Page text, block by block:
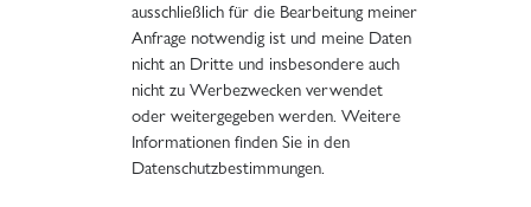
ausschließlich für die Bearbeitung meiner
Anfrage notwendig ist und meine Daten
nicht an Dritte und insbesondere auch
nicht zu Werbezwecken verwendet
oder weitergegeben werden. Weitere
Informationen finden Sie in den
Datenschutzbestimmungen.